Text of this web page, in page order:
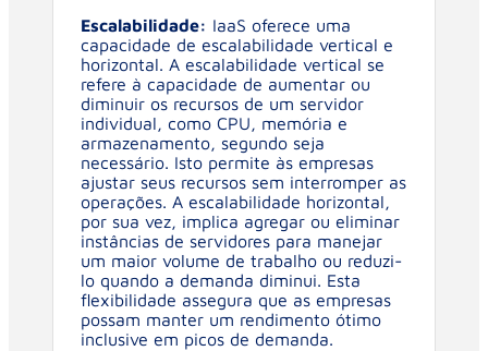
Escalabilidade: IaaS oferece uma
capacidade de escalabilidade vertical e
horizontal. A escalabilidade vertical se
refere à capacidade de aumentar ou
diminuir os recursos de um servidor
individual, como CPU, memória e
armazenamento, segundo seja
necessário. Isto permite às empresas
ajustar seus recursos sem interromper as
operações. A escalabilidade horizontal,
por sua vez, implica agregar ou eliminar
instâncias de servidores para manejar
um maior volume de trabalho ou reduzi-
lo quando a demanda diminui. Esta
flexibilidade assegura que as empresas
possam manter um rendimento ótimo
inclusive em picos de demanda.